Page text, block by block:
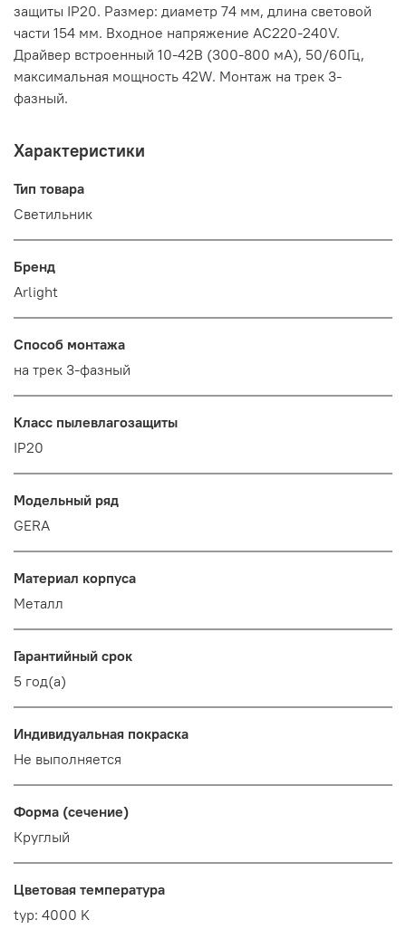
защиты IP20. Размер: диаметр 74 мм, длина световой
части 154 мм. Входное напряжение AC220-240V.
Драйвер встроенный 10-42В (300-800 мА), 50/60Гц,
максимальная мощность 42W. Монтаж на трек 3-
фазный.
Характеристики
Тип товара
Светильник
Бренд
Arlight
Способ монтажа
на трек 3-фазный
Класс пылевлагозащиты
IP20
Модельный ряд
GERA
Материал корпуса
Металл
Гарантийный срок
5 год(а)
Индивидуальная покраска
Не выполняется
Форма (сечение)
Круглый
Цветовая температура
typ: 4000 K